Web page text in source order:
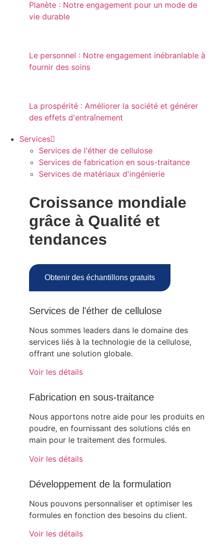
Planète : Notre engagement pour un mode de
vie durable
Le personnel : Notre engagement inébranlable à
fournir des soins
La prospérité : Améliorer la société et générer
des effets d'entraînement
Services
Services de l'éther de cellulose
Services de fabrication en sous-traitance
Services de matériaux d'ingénierie
Croissance mondiale
grâce à Qualité et
tendances
Obtenir des échantillons gratuits
Services de l'éther de cellulose
Nous sommes leaders dans le domaine des
services liés à la technologie de la cellulose,
offrant une solution globale.
Voir les détails
Fabrication en sous-traitance
Nous apportons notre aide pour les produits en
poudre, en fournissant des solutions clés en
main pour le traitement des formules.
Voir les détails
Développement de la formulation
Nous pouvons personnaliser et optimiser les
formules en fonction des besoins du client.
Voir les détails